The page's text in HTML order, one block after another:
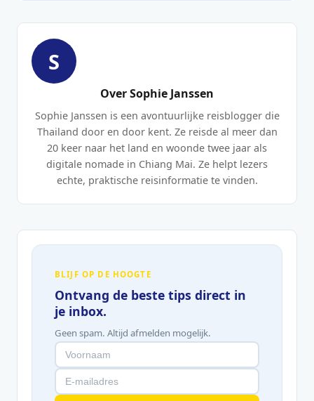
S
Over Sophie Janssen
Sophie Janssen is een avontuurlijke reisblogger die
Thailand door en door kent. Ze reisde al meer dan
20 keer naar het land en woonde twee jaar als
digitale nomade in Chiang Mai. Ze helpt lezers
echte, praktische reisinformatie te vinden.
BLIJF OP DE HOOGTE
Ontvang de beste tips direct in
je inbox.
Geen spam. Altijd afmelden mogelijk.